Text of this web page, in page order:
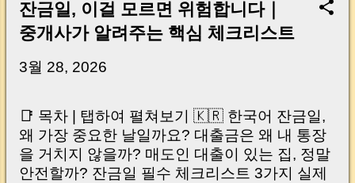
잔금일, 이걸 모르면 위험합니다｜
중개사가 알려주는 핵심 체크리스트
3월 28, 2026
📑 목차 | 탭하여 펼쳐보기 🇰🇷 한국어 잔금일,
왜 가장 중요한 날일까요? 대출금은 왜 내 통장
을 거치지 않을까? 매도인 대출이 있는 집, 정말
안전할까? 잔금일 필수 체크리스트 3가지 실제